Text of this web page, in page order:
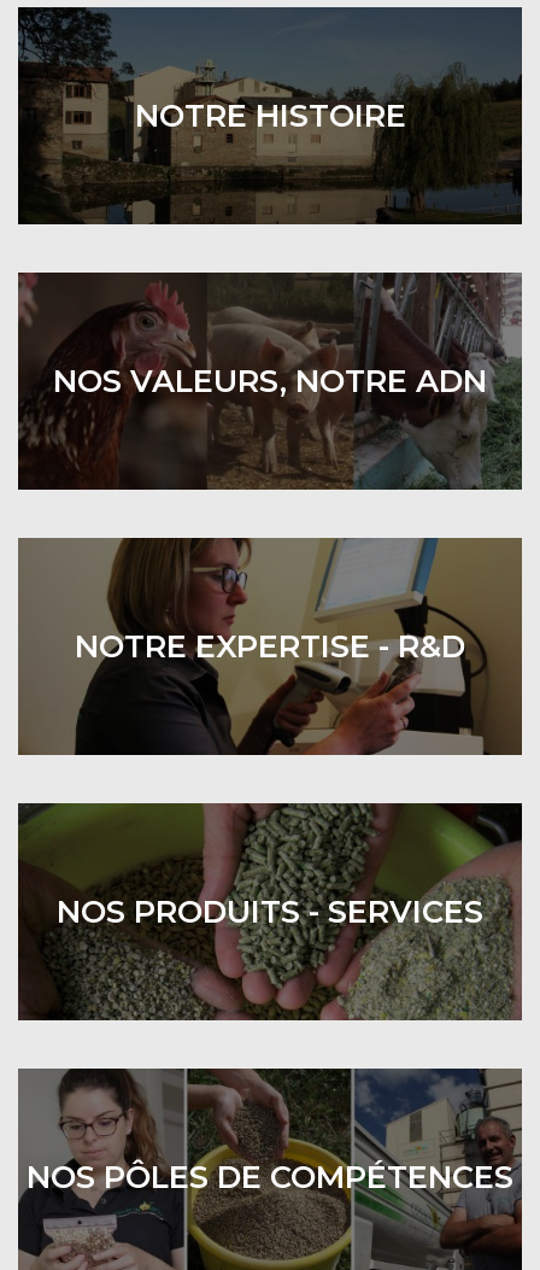
NOTRE HISTOIRE
NOS VALEURS, NOTRE ADN
NOTRE EXPERTISE - R&D
NOS PRODUITS - SERVICES
NOS PÔLES DE COMPÉTENCES